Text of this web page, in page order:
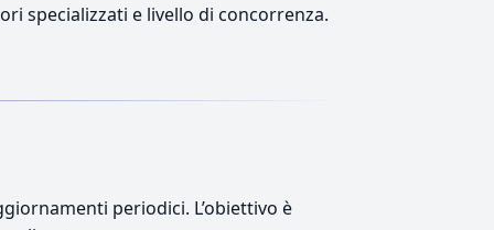
specializzati e livello di concorrenza.
periodici. L’obiettivo è